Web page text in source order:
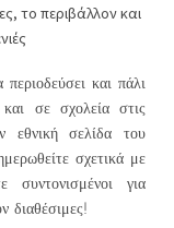
το περιβάλλον και
και πάλι
σε σχολεία στις
εθνική σελίδα του
σχετικά με
για
διαθέσιμες!